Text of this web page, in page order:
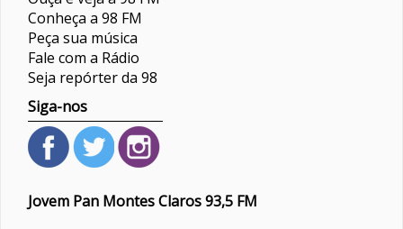
Conheça a 98 FM
Peça sua música
Fale com a Rádio
Seja repórter da 98
Siga-nos
Jovem Pan Montes Claros 93,5 FM